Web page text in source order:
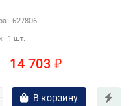
627806
1 шт.
14 703 ₽
В корзину